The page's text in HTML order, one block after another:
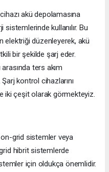
akü depolamasına
kullanılır. Bu
elektriği düzenleyerek, akü
bir şekilde şarj eder.
ters akım
kontrol cihazlarını
iki çeşit olarak görmekteyiz.
grid sistemler veya
hibrit sistemlerde
için oldukça önemlidir.